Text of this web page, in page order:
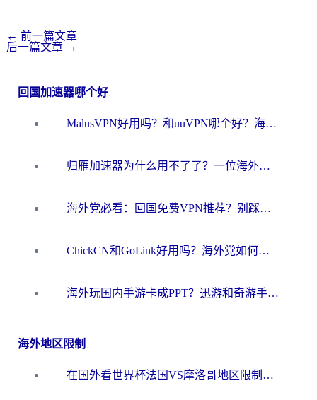
← 前一篇文章
后一篇文章 →
回国加速器哪个好
MalusVPN好用吗？和uuVPN哪个好？海外党无缝访问国内资源的真实对比与选择指南
归雁加速器为什么用不了了？一位海外游子的真实困惑与技术解答
海外党必看：回国免费VPN推荐？别踩坑！教你选对加速器无缝刷国内资源
ChickCN和GoLink好用吗？海外党如何选对回国加速器
海外玩国内手游卡成PPT？迅游和奇游手游哪个好？一篇讲透回国加速器怎么选
海外地区限制
在国外看世界杯法国VS摩洛哥地区限制？这篇指南让你流畅看中文解说无压力